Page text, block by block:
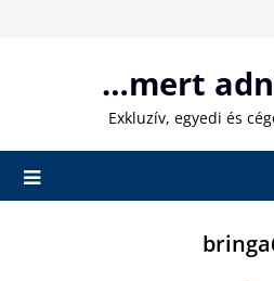
…mert
Exkluzív, egyedi és